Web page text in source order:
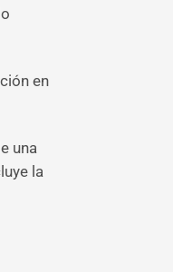
en
una
la